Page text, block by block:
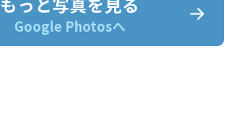
Google Photosへ